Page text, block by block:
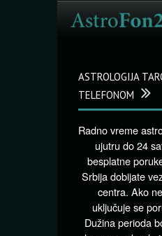
ASTROLOGIJA
TELEFONOM
Radno vreme
ujutru do 24
besplatne
Srbija dobijate
centra. Ako
uključuje se
Dužina perioda